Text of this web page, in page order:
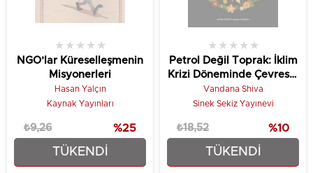
TÜKENDI
NGO’lar Küreselleşmenin
Misyonerleri
★ ★ ★ ★ ★
Hasan Yalçın
Kaynak Yayınları
₺6,95
₺9,26 %25
TÜKENDI
Petrol Değil Toprak: İklim
Krizi Döneminde Çevresel
Adalet
★ ★ ★ ★ ★
Vandana Shiva
Sinek Sekiz Yayınevi
₺16,67
₺18,52 %10